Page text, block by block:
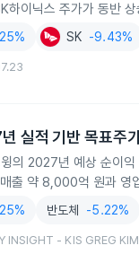
하이닉스 주가가 동반
SK -9.43%
실적 기반 목표주
의 2027년 예상 순이
출 약 8,000억 원과 영
반도체 -5.22%
INSIGHT - KIS GREG KIM